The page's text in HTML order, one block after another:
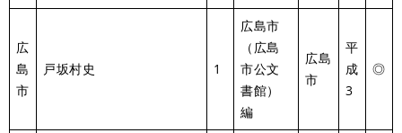
広
島
市
戸坂村史 1
広島市
（広島
市公文
書館）
編
広島
市
平
成
3
◎